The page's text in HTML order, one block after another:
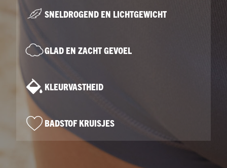
SNELDROGEND EN LICHTGEWICHT
GLAD EN ZACHT GEVOEL
KLEURVASTHEID
BADSTOF KRUISJES